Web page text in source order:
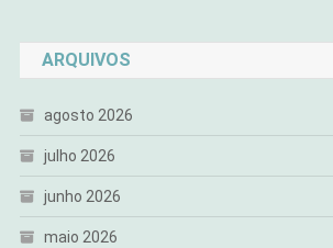
ARQUIVOS
agosto 2026
julho 2026
junho 2026
maio 2026